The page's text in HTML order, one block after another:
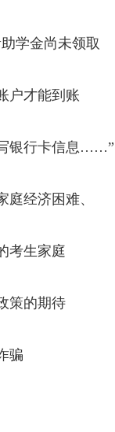
学金尚未领取
才能到账
行卡信息……”
经济困难、
生家庭
的期待
骗